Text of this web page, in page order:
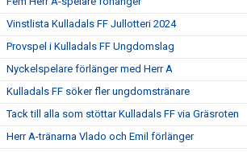
Vinstlista Kulladals FF Jullotteri 2024
Provspel i Kulladals FF Ungdomslag
Nyckelspelare förlänger med Herr A
Kulladals FF söker fler ungdomstränare
Tack till alla som stöttar Kulladals FF via Gräsroten
Herr A-tränarna Vlado och Emil förlänger